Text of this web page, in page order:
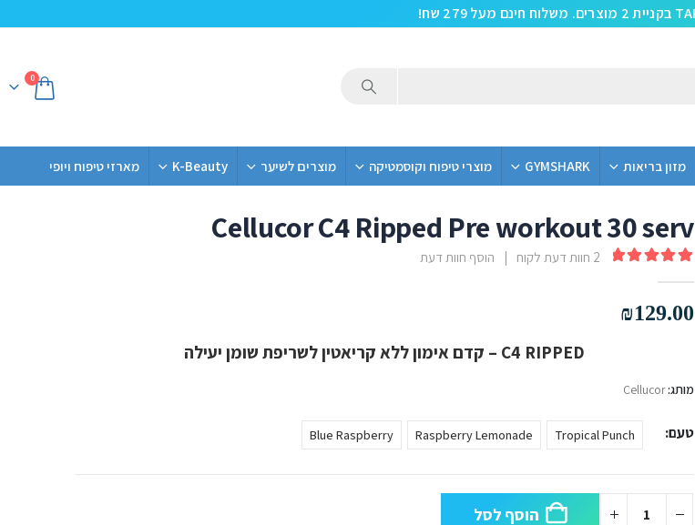
0
מזון בריאות GYMSHARK מוצרי טיפוח וקוסמטיקה מוצרים לשיער K-Beauty מארזי טיפוח ויופי
Cellucor C4 Ripped Pre workout 30 serv
2 חוות דעת לקוח הוסף חוות דעת
₪129.00
C4 RIPPED – קדם אימון ללא קריאטין לשריפת שומן יעילה
מותג:Cellucor
טעם Tropical Punch
Raspberry Lemonade
Blue Raspberry
הוסף לסל